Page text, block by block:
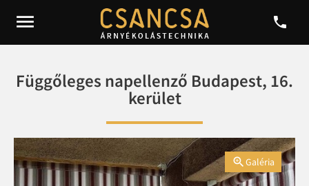
 
Függőleges napellenző Budapest, 16.
kerület
Galéria